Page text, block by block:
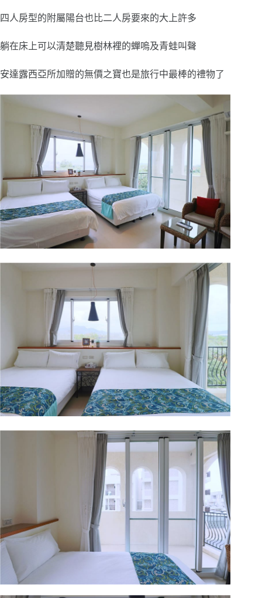
四人房型的附屬陽台也比二人房要來的大上許多
躺在床上可以清楚聽見樹林裡的蟬嗚及青蛙叫聲
安達露西亞所加贈的無價之寶也是旅行中最棒的禮物了